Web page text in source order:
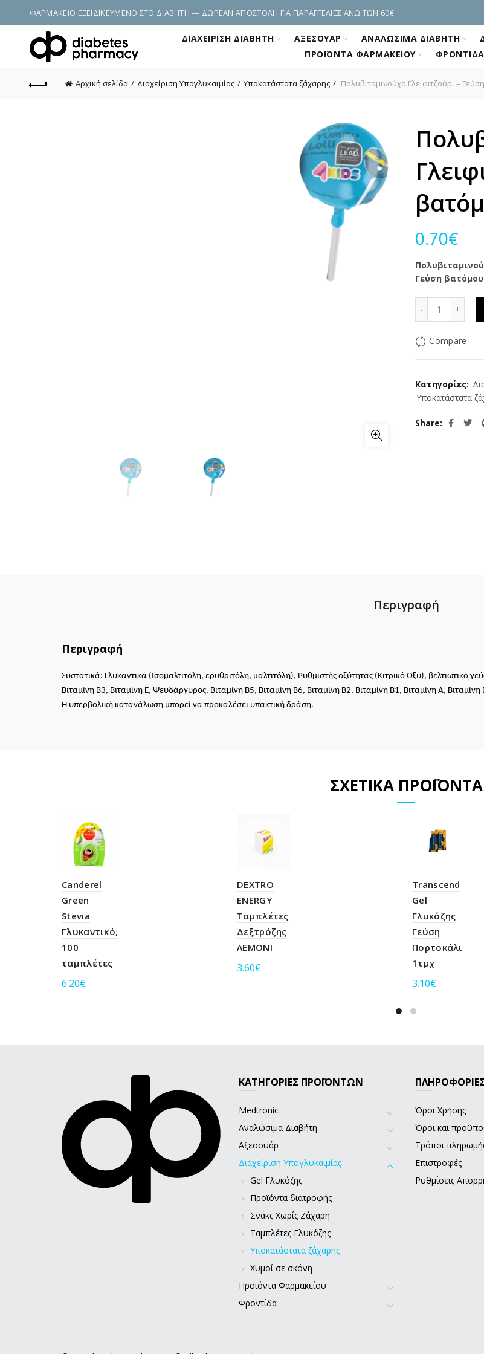
ΦΑΡΜΑΚΕΙΟ ΕΞΕΙΔΙΚΕΥΜΕΝΟ ΣΤΟ ΔΙΑΒΗΤΗ — ΔΩΡΕΑΝ ΑΠΟΣΤΟΛΗ ΓΙΑ ΠΑΡΑΓΓΕΛΙΕΣ ΑΝΩ ΤΩΝ 60€
ΔΙΑΧΕΊΡΙΣΗ ΔΙΑΒΉΤΗ ΑΞΕΣΟΥΆΡ ΑΝΑΛΏΣΙΜΑ ΔΙΑΒΉΤΗ
ΠΡΟΪΌΝΤΑ ΦΑΡΜΑΚΕΊΟΥ
ΦΡΟΝΤΊΔΑ
Αρχική σελίδα Διαχείριση Υπογλυκαιμίας Υποκατάστατα ζάχαρης Πολυβιταμινούχo Γλειφιτζούρι –
0.70€
Γεύση
Compare
Κατηγορίες:
Υποκατάστατα
Share
Περιγραφή
Περιγραφή
Συστατικά: Γλυκαντικά (Ισομαλτιτόλη, ερυθριτόλη, μαλτιτόλη), Ρυθμιστής οξύτητας (Κιτρικό Οξύ), βελτιωτικό
Βιταμίνη Β3, Βιταμίνη Ε, Ψευδάργυρος, Βιταμίνη Β5, Βιταμίνη Β6, Βιταμίνη Β2, Βιταμίνη Β1, Βιταμίνη Α,
Η υπερβολική κατανάλωση μπορεί να προκαλέσει υπακτική δράση.
ΣΧΕΤΙΚΆ ΠΡΟΪΌΝΤΑ
Canderel
Green
Stevia
Γλυκαντικό,
100
ταμπλέτες
6.20€
DEXTRO
ENERGY
Ταμπλέτες
Δεξτρόζης
ΛΕΜΟΝΙ
3.60€
Transcend
Gel
Γλυκόζης
Γεύση
Πορτοκάλι
1τμχ
3.10€
ΚΑΤΗΓΟΡΙΕΣ ΠΡΟΪΟΝΤΩΝ
Medtronic
Αναλώσιμα Διαβήτη
Αξεσουάρ
Διαχείριση Υπογλυκαιμίας
Gel Γλυκόζης
Προϊόντα διατροφής
Σνάκς Χωρίς Ζάχαρη
Ταμπλέτες Γλυκόζης
Υποκατάστατα ζάχαρης
Χυμοί σε σκόνη
Προϊόντα Φαρμακείου
Φροντίδα
ΠΛΗΡΟΦΟΡΙΕΣ
Όροι Χρήσης
Όροι και
Τρόποι
Επιστροφές
Ρυθμίσεις